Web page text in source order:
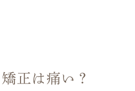
ホワイトニング
正は痛い？